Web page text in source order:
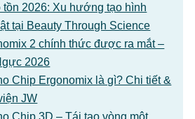
tồn 2026: Xu hướng tạo hình
tại Beauty Through Science
2 chính thức được ra mắt –
2026
Chip Ergonomix là gì? Chi tiết &
JW
Chip 3D – Tái tạo vòng một